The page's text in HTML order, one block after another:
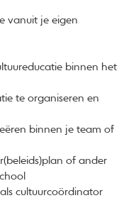
vanuit je eigen
binnen het
te organiseren en
binnen je team of
of ander
cultuurcoördinator